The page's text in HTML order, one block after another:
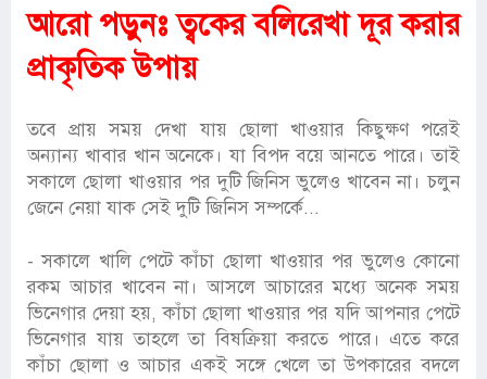
আরো পড়ুনঃত্বকের বলিরেখা দূর করার
প্রাকৃতিক উপায়
তবে প্রায় সময় দেখা যায় ছোলা খাওয়ার কিছুক্ষণ পরেই
অন্যান্য খাবার খান অনেকে। যা বিপদ বয়ে আনতে পারে। তাই
সকালে ছোলা খাওয়ার পর দুটি জিনিস ভুলেও খাবেন না। চলুন
জেনে নেয়া যাক সেই দুটি জিনিস সম্পর্কে...
- সকালে খালি পেটে কাঁচা ছোলা খাওয়ার পর ভুলেও কোনো
রকম আচার খাবেন না। আসলে আচারের মধ্যে অনেক সময়
ভিনেগার দেয়া হয়, কাঁচা ছোলা খাওয়ার পর যদি আপনার পেটে
ভিনেগার যায় তাহলে তা বিষক্রিয়া করতে পারে। এতে করে
কাঁচা ছোলা ও আচার একই সঙ্গে খেলে তা উপকারের বদলে